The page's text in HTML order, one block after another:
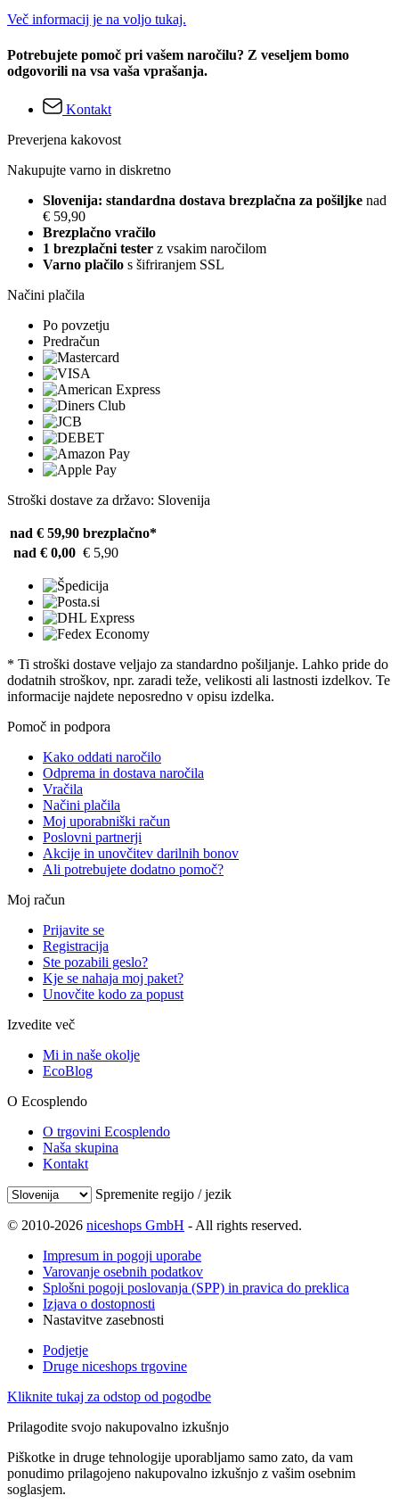
Več informacij je na voljo tukaj.
Potrebujete pomoč pri vašem naročilu? Z veseljem bomo
odgovorili na vsa vaša vprašanja.
Kontakt
Preverjena kakovost
Nakupujte varno in diskretno
Slovenija: standardna dostava brezplačna za pošiljke nad
€ 59,90
Brezplačno vračilo
1 brezplačni tester z vsakim naročilom
Varno plačilo s šifriranjem SSL
Načini plačila
Po povzetju
Predračun
Stroški dostave za državo: Slovenija
nad € 59,90 brezplačno*
nad € 0,00 € 5,90
* Ti stroški dostave veljajo za standardno pošiljanje. Lahko pride do
dodatnih stroškov, npr. zaradi teže, velikosti ali lastnosti izdelkov. Te
informacije najdete neposredno v opisu izdelka.
Pomoč in podpora
Kako oddati naročilo
Odprema in dostava naročila
Vračila
Načini plačila
Moj uporabniški račun
Poslovni partnerji
Akcije in unovčitev darilnih bonov
Ali potrebujete dodatno pomoč?
Moj račun
Prijavite se
Registracija
Ste pozabili geslo?
Kje se nahaja moj paket?
Unovčite kodo za popust
Izvedite več
Mi in naše okolje
EcoBlog
O Ecosplendo
O trgovini Ecosplendo
Naša skupina
Kontakt
Spremenite regijo / jezik
© 2010-2026 niceshops GmbH - All rights reserved.
Impresum in pogoji uporabe
Varovanje osebnih podatkov
Splošni pogoji poslovanja (SPP) in pravica do preklica
Izjava o dostopnosti
Nastavitve zasebnosti
Podjetje
Druge niceshops trgovine
Kliknite tukaj za odstop od pogodbe
Prilagodite svojo nakupovalno izkušnjo
Piškotke in druge tehnologije uporabljamo samo zato, da vam
ponudimo prilagojeno nakupovalno izkušnjo z vašim osebnim
soglasjem.